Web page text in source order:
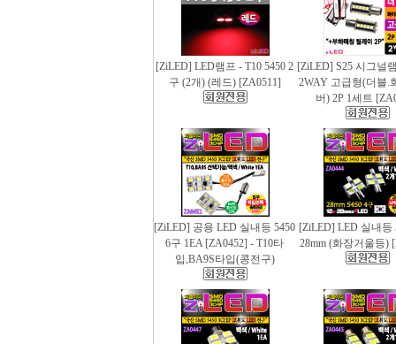
[ZiLED] LED램프 - T10 5450 2
구 (2개) (레드) [ZA0511]
[ZiLED] S25 시그널
2WAY 고급형(더블.
버) 2P 1세트
[ZiLED] 공용 LED 실내등 5450
6구 1EA [ZA0452] - T10타
입,BA9S타입(콩전구)
[ZiLED] LED 실내등
28mm (화장거울등)